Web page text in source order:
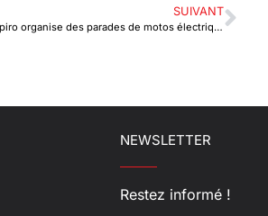
SUIVANT
Bénin – Togo : Spiro organise des parades de motos électriques
NEWSLETTER
Restez informé !